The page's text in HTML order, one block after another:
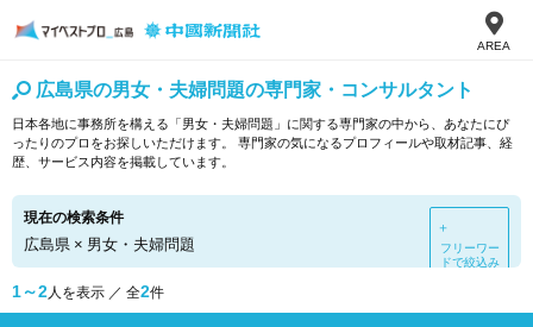
AREA
広島県の男女・夫婦問題の専門家・コンサルタント
日本各地に事務所を構える「男女・夫婦問題」に関する専門家の中から、あなたにぴ
ったりのプロをお探しいただけます。 専門家の気になるプロフィールや取材記事、経
歴、サービス内容を掲載しています。
現在の検索条件
広島県 × 男女・夫婦問題
＋
フリーワー
ドで絞込み
1～2人を表示 ／ 全2件